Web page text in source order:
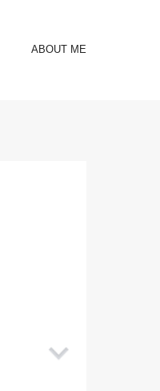
ABOUT ME